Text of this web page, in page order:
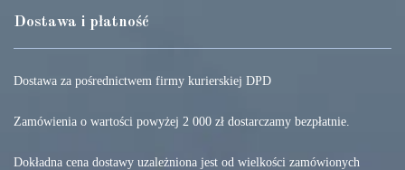
Dostawa i płatność
Dostawa za pośrednictwem firmy kurierskiej DPD
Zamówienia o wartości powyżej 2 000 zł dostarczamy bezpłatnie.
Dokładna cena dostawy uzależniona jest od wielkości zamówionych